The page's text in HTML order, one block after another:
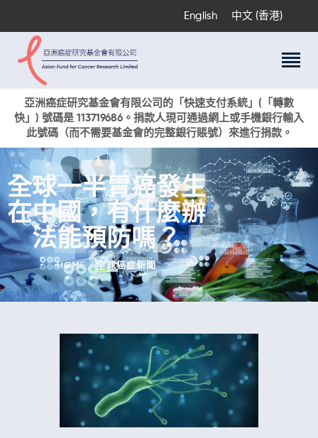
English 中文 (香港)
亞洲癌症研究基金會有限公司的「快速支付系統」(「轉數
快」) 號碼是 113719686。捐款人現可通過網上或手機銀行輸入
此號碼（而不需要基金會的完整銀行賬號）來進行捐款。
全球一半胃癌發生
在中國，有什麼辦
法能預防嗎？
HOME 全球癌症新聞
關於我們
科研項目
活動與獎項
新聞
捐款支持
現在捐贈